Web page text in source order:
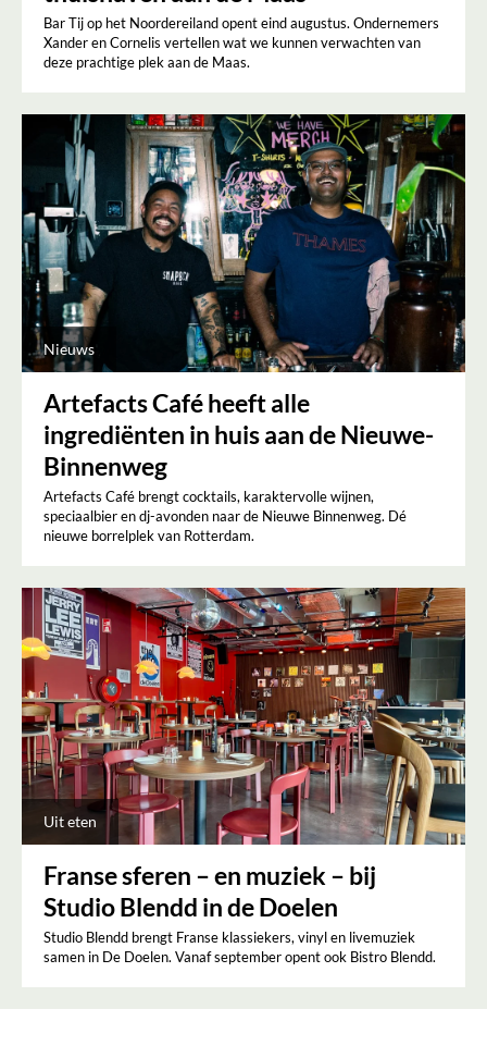
Bar Tij op het Noordereiland opent eind augustus. Ondernemers
Xander en Cornelis vertellen wat we kunnen verwachten van
deze prachtige plek aan de Maas.
Nieuws
Artefacts Café heeft alle
ingrediënten in huis aan de Nieuwe-
Binnenweg
Artefacts Café brengt cocktails, karaktervolle wijnen,
speciaalbier en dj-avonden naar de Nieuwe Binnenweg. Dé
nieuwe borrelplek van Rotterdam.
Uit eten
Franse sferen – en muziek – bij
Studio Blendd in de Doelen
Studio Blendd brengt Franse klassiekers, vinyl en livemuziek
samen in De Doelen. Vanaf september opent ook Bistro Blendd.